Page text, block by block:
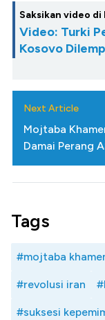
Saksikan video di
Video: Turki
Kosovo
Next Article
Mojtaba
Damai Perang
Tags
#mojtaba
#revolusi iran
#suksesi